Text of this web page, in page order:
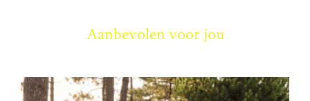
Aanbevolen voor jou